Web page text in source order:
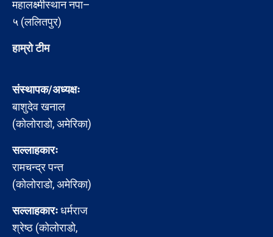
महालक्ष्मीस्थान नपा–
५ (ललितपुर)
हाम्रो टीम
संस्थापक/अध्यक्षः
बाशुदेव खनाल
(कोलोराडो, अमेरिका)
सल्लाहकारः
रामचन्द्र पन्त
(कोलोराडो, अमेरिका)
सल्लाहकारःधर्मराज
श्रेष्ठ (कोलोराडो,